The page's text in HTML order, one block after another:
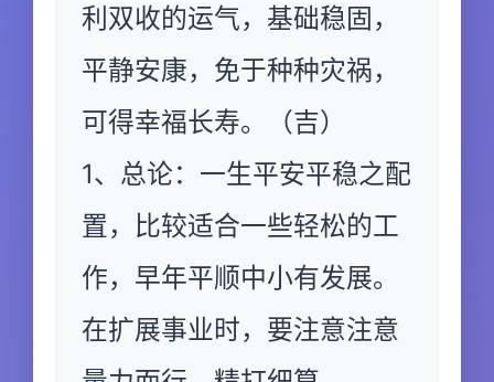
利双收的运气，基础稳固，
平静安康，免于种种灾祸，
可得幸福长寿。（吉）
1、总论：一生平安平稳之配
置，比较适合一些轻松的工
作，早年平顺中小有发展。
在扩展事业时，要注意注意